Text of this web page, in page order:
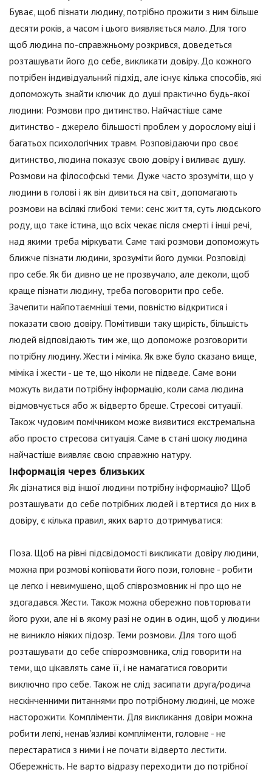
Буває, щоб пізнати людину, потрібно прожити з ним більше
десяти років, а часом і цього виявляється мало. Для того
щоб людина по-справжньому розкрився, доведеться
розташувати його до себе, викликати довіру. До кожного
потрібен індивідуальний підхід, але існує кілька способів, які
допоможуть знайти ключик до душі практично будь-якої
людини: Розмови про дитинство. Найчастіше саме
дитинство - джерело більшості проблем у дорослому віці і
багатьох психологічних травм. Розповідаючи про своє
дитинство, людина показує свою довіру і виливає душу.
Розмови на філософські теми. Дуже часто зрозуміти, що у
людини в голові і як він дивиться на світ, допомагають
розмови на всілякі глибокі теми: сенс життя, суть людського
роду, що таке істина, що всіх чекає після смерті і інші речі,
над якими треба міркувати. Саме такі розмови допоможуть
ближче пізнати людини, зрозуміти його думки. Розповіді
про себе. Як би дивно це не прозвучало, але деколи, щоб
краще пізнати людину, треба поговорити про себе.
Зачепити найпотаємніші теми, повністю відкритися і
показати свою довіру. Помітивши таку щирість, більшість
людей відповідають тим же, що допоможе розговорити
потрібну людину. Жести і міміка. Як вже було сказано вище,
міміка і жести - це те, що ніколи не підведе. Саме вони
можуть видати потрібну інформацію, коли сама людина
відмовчується або ж відверто бреше. Стресові ситуації.
Також чудовим помічником може виявитися екстремальна
або просто стресова ситуація. Саме в стані шоку людина
найчастіше виявляє свою справжню натуру.
Інформація через близьких
Як дізнатися від іншої людини потрібну інформацію? Щоб
розташувати до себе потрібних людей і втертися до них в
довіру, є кілька правил, яких варто дотримуватися:
Поза. Щоб на рівні підсвідомості викликати довіру людини,
можна при розмові копіювати його пози, головне - робити
це легко і невимушено, щоб співрозмовник ні про що не
здогадався. Жести. Також можна обережно повторювати
його рухи, але ні в якому разі не один в один, щоб у людини
не виникло ніяких підозр. Теми розмови. Для того щоб
розташувати до себе співрозмовника, слід говорити на
теми, що цікавлять саме її, і не намагатися говорити
виключно про себе. Також не слід засипати друга/родича
нескінченними питаннями про потрібному людині, це може
насторожити. Компліменти. Для викликання довіри можна
робити легкі, ненав'язливі компліменти, головне - не
перестаратися з ними і не почати відверто лестити.
Обережність. Не варто відразу переходити до потрібної